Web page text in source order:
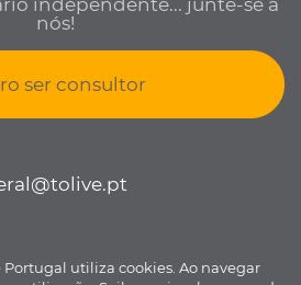
nós!
ser consultor
Portugal utiliza cookies. Ao navegar